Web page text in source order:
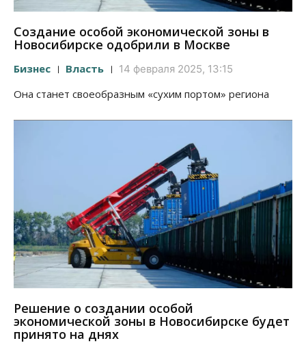
Создание особой экономической зоны в
Новосибирске одобрили в Москве
Бизнес Власть 14 февраля 2025, 13:15
Она станет своеобразным «сухим портом» региона
Решение о создании особой
экономической зоны в Новосибирске будет
принято на днях